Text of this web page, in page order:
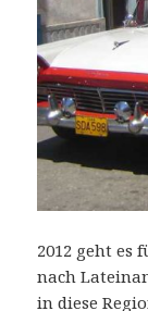
2012 geht es
nach
in diese